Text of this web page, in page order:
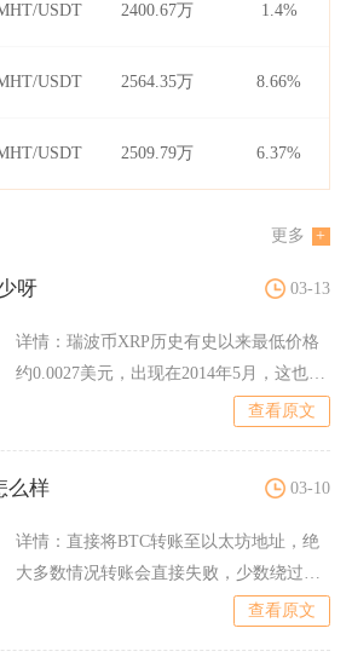
USDT 2400.67万 1.4%
USDT 2564.35万 8.66%
USDT 2509.79万 6.37%
更多
呀 03-13
详情： 瑞波币XRP历史有史以来最低价格
约0.0027美元，出现在2014年5月，这也是
查看原文
么样 03-10
详情： 直接将BTC转账至以太坊地址，绝
大多数情况转账会直接失败，少数绕过校
查看原文